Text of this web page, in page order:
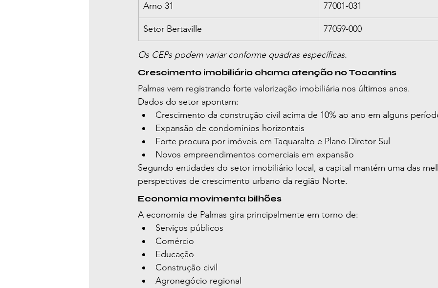
Arno 31 77001-031
Setor Bertaville 77059-000
Os CEPs podem variar conforme quadras específicas.
Crescimento imobiliário chama atenção no Tocantins
Palmas vem registrando forte valorização imobiliária nos últimos anos.
Dados do setor apontam:
Crescimento da construção civil acima de 10% ao ano em alguns
Expansão de condomínios horizontais
Forte procura por imóveis em Taquaralto e Plano Diretor Sul
Novos empreendimentos comerciais em expansão
Segundo entidades do setor imobiliário local, a capital mantém uma das
perspectivas de crescimento urbano da região Norte.
Economia movimenta bilhões
A economia de Palmas gira principalmente em torno de:
Serviços públicos
Comércio
Educação
Construção civil
Agronegócio regional